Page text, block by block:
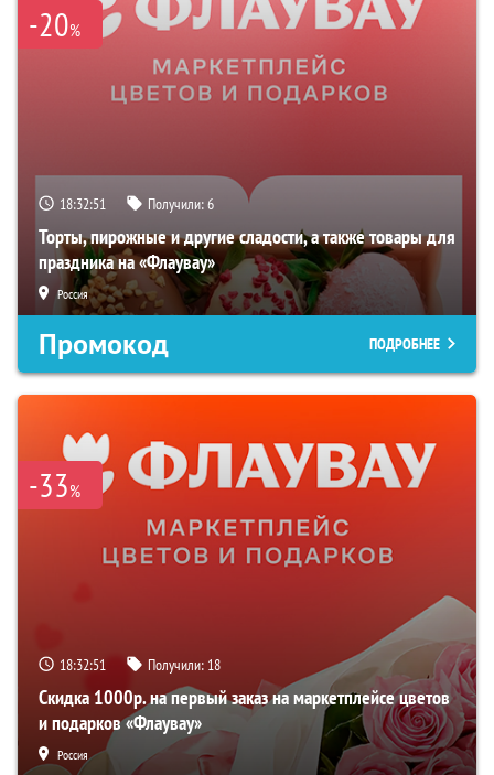
-20%
18:32:50 Получили:6
Торты, пирожные и другие сладости, а также товары для
праздника на «Флаувау»
Россия
Промокод ПОДРОБНЕЕ
-33%
18:32:50 Получили: 18
Скидка 1000р. на первый заказ на маркетплейсе цветов
и подарков «Флаувау»
Россия